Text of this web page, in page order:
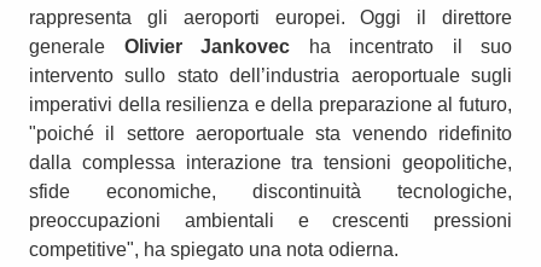
rappresenta gli aeroporti europei. Oggi il direttore
generale Olivier Jankovec ha incentrato il suo
intervento sullo stato dell’industria aeroportuale sugli
imperativi della resilienza e della preparazione al futuro,
"poiché il settore aeroportuale sta venendo ridefinito
dalla complessa interazione tra tensioni geopolitiche,
sfide economiche, discontinuità tecnologiche,
preoccupazioni ambientali e crescenti pressioni
competitive", ha spiegato una nota odierna.